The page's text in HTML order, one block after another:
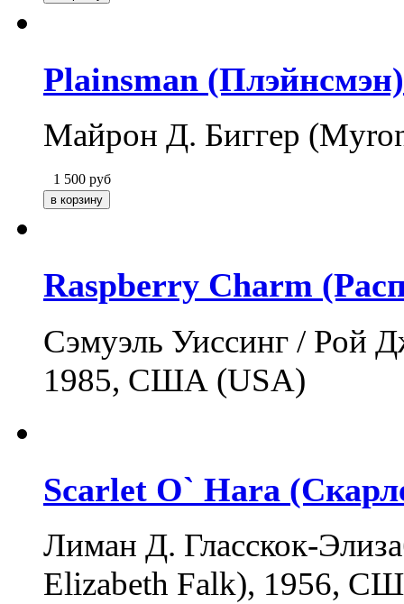
Plainsman (Плэйнсмэн)
Майрон Д. Биггер
1 500 руб
Raspberry Charm
Сэмуэль Уиссинг / Рой
1985, США (USA)
Scarlet O` Hara
Лиман Д. Гласскок-
Elizabeth Falk), 1956,